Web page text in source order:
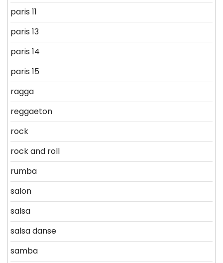
paris 11
paris 13
paris 14
paris 15
ragga
reggaeton
rock
rock and roll
rumba
salon
salsa
salsa danse
samba